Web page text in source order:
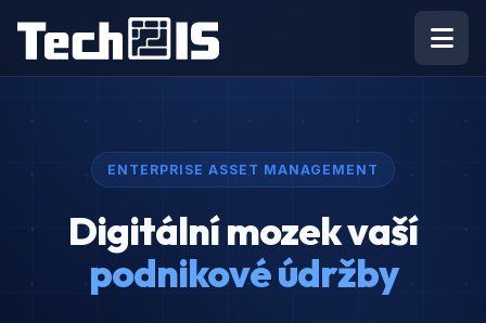
ENTERPRISE ASSET MANAGEMENT
Digitální mozek vaší
podnikové údržby